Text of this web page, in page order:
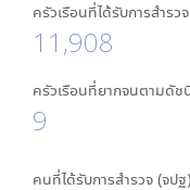
ครัวเรือนที่ได้รับการสำรว
11,908
ครัวเรือนที่ยากจนตามดั
9
คนที่ได้รับการสำรวจ (จปฐ)